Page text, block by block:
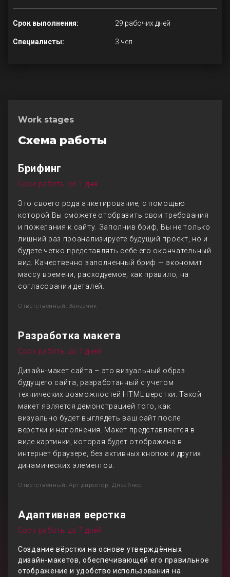
Срок выполнения: 29 рабочих дней
Специалисты: 3 чел.
Work stages
Схема работы
Брифинг
Срок работы до 1 дня
Это своего рода анкетирование, с помощью
которой Вы сможете отобразить свои требования
и пожелания к сайту. Заполнив бриф, Вы не только
лишний раз проанализируете будущий проект, но и
будете четко представлять себе его окончательный
вид. Качественно заполненный бриф — экономит
массу времени, расходуемое, как правило, на
согласовании деталей.
Ответственный: Заказчик
Разработка макета
Срок работы до 7 дней
Дизайн-макет сайта – это визуальный образ
будущего сайта, разработанный с учетом
технических возможностей HTML верстки. Такой
макет является демонстрацией того, как
визуально будет выглядеть ваш сайт после
верстки и наполнения. Макет представляется в
виде картинки, которая будет отображена в
интернет браузере, без активных кнопок и других
динамических элементов.
Ответственный: Арт-директор, Дизайнер
Адаптивная верстка
Срок работы до 7 дней
Создание вёрстки на основе утверждённых
дизайн-макетов, обеспечивающей его правильное
отображение и удобство использования на